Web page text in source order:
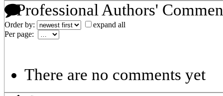
Professional Authors'
Order by:
expand all
Per page:
There are no comments yet